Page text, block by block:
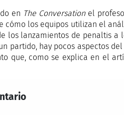
en The Conversationel
cómo los equipos utilizan el
los lanzamientos de penaltis
partido, hay pocos aspectos
que, como se explica en el